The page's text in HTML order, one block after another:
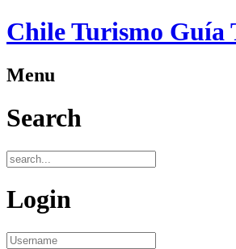
Chile Turismo Guía
Menu
Search
Login